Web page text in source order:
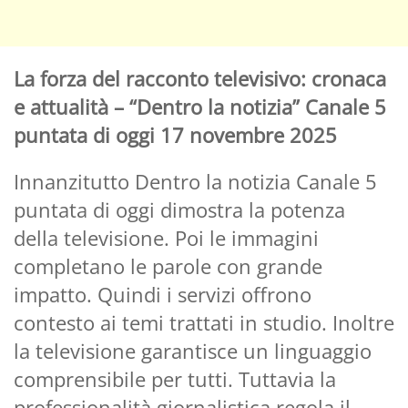
La forza del racconto televisivo: cronaca
e attualità – “Dentro la notizia” Canale 5
puntata di oggi 17 novembre 2025
Innanzitutto Dentro la notizia Canale 5
puntata di oggi dimostra la potenza
della televisione. Poi le immagini
completano le parole con grande
impatto. Quindi i servizi offrono
contesto ai temi trattati in studio. Inoltre
la televisione garantisce un linguaggio
comprensibile per tutti. Tuttavia la